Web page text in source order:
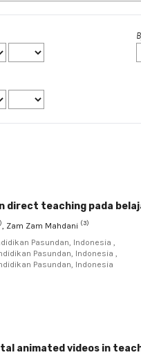
direct teaching pada
, Zam Zam Mahdani (3)
Pasundan, Indonesia ,
Pasundan, Indonesia ,
Pasundan, Indonesia
animated videos in